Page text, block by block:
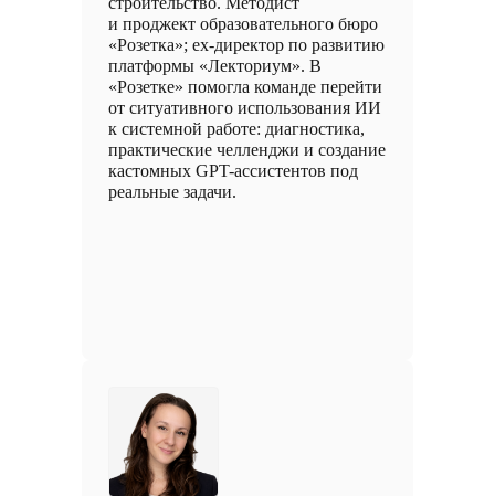
и проджект образовательного бюро
«Розетка»; ex-директор по развитию
платформы «Лекториум». В
«Розетке» помогла команде перейти
от ситуативного использования ИИ
к системной работе: диагностика,
практические челленджи и создание
кастомных GPT-ассистентов под
реальные задачи.